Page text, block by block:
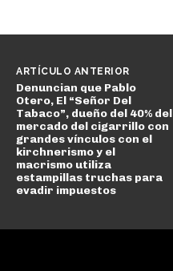
ARTÍCULO ANTERIOR
Denuncian que Pablo
Otero, El “Señor Del
Tabaco”, dueño del 40% del
mercado del cigarrillo con
grandes vínculos con el
kirchnerismo y el
macrismo utiliza
estampillas truchas para
evadir impuestos